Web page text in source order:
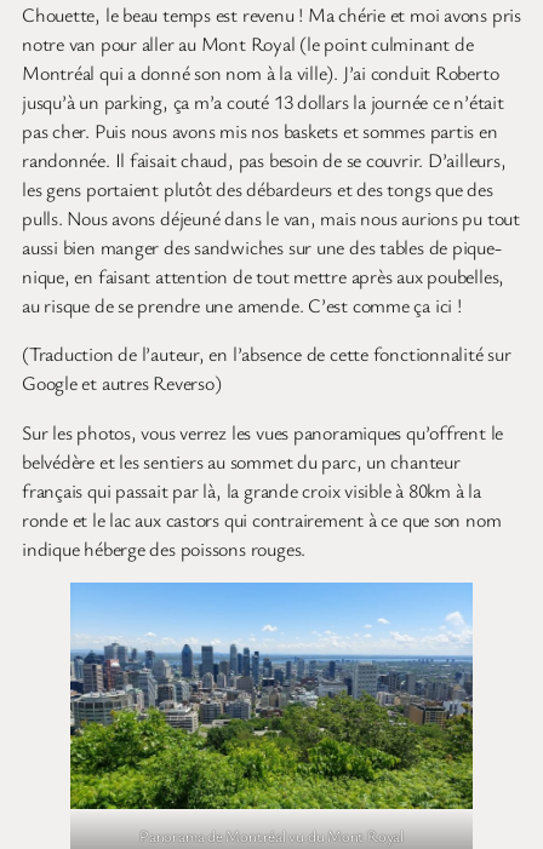
Chouette, le beau temps est revenu ! Ma chérie et moi avons pris
notre van pour aller au Mont Royal (le point culminant de
Montréal qui a donné son nom à la ville). J’ai conduit Roberto
jusqu’à un parking, ça m’a couté 13 dollars la journée ce n’était
pas cher. Puis nous avons mis nos baskets et sommes partis en
randonnée. Il faisait chaud, pas besoin de se couvrir. D’ailleurs,
les gens portaient plutôt des débardeurs et des tongs que des
pulls. Nous avons déjeuné dans le van, mais nous aurions pu tout
aussi bien manger des sandwiches sur une des tables de pique-
nique, en faisant attention de tout mettre après aux poubelles,
au risque de se prendre une amende. C’est comme ça ici !
(Traduction de l’auteur, en l’absence de cette fonctionnalité sur
Google et autres Reverso)
Sur les photos, vous verrez les vues panoramiques qu’offrent le
belvédère et les sentiers au sommet du parc, un chanteur
français qui passait par là, la grande croix visible à 80km à la
ronde et le lac aux castors qui contrairement à ce que son nom
indique héberge des poissons rouges.
Panorama de Montréal vu du Mont Royal